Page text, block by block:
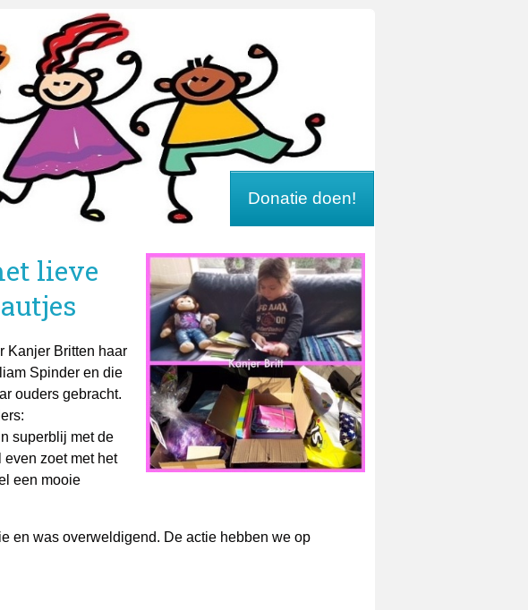
Donatie doen!
lieve
Kanjer Britten haar
Spinder en die
ouders gebracht.
superblij met de
zoet met het
een mooie
en was overweldigend. De actie hebben we op